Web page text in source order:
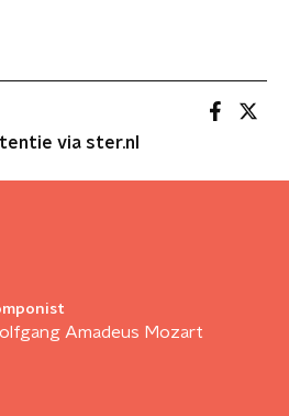
via ster.nl
Amadeus Mozart